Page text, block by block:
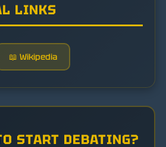
LINKS
📖 Wikipedia
START DEBATING?